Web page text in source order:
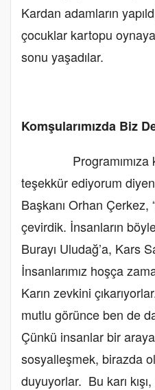
Kardan adamların
çocuklar kartopu
sonu yaşadılar.
Komşularımızda Biz
Programımıza
teşekkür ediyorum
Başkanı Orhan Çerkez,
çevirdik. İnsanların
Burayı Uludağ’a, Kars
İnsanlarımız hoşça
Karın zevkini
mutlu görünce ben de
Çünkü insanlar bir
sosyalleşmek, birazda
duyuyorlar. Bu karı